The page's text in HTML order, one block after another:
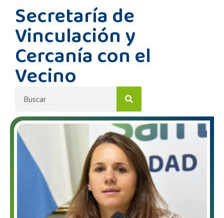
Secretaría de
Vinculación y
Cercanía con el
Vecino